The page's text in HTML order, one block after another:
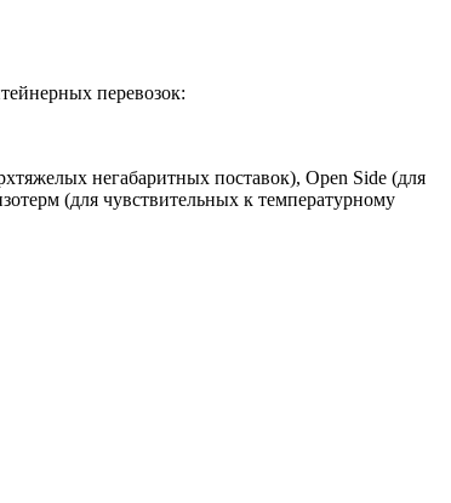
перевозок:
негабаритных поставок), Open Side (для
(для чувствительных к температурному